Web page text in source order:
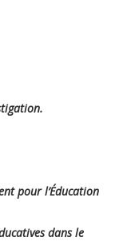
pour l’Éducation
dans le